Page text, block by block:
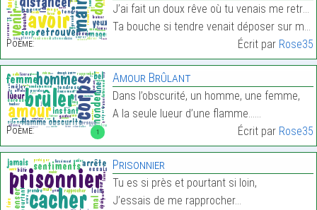
Poème:
J’ai fait un doux rêve où tu venais me retrouver,
Ta bouche si tendre venait déposer sur mes lèvres …
Écrit par Rose35
1
Poème:
Amour Brûlant
Dans l’obscurité, un homme, une femme,
A la seule lueur d’une flamme……
Écrit par Rose35
Prisonnier
Tu es si près et pourtant si loin,
J’essais de me rapprocher…